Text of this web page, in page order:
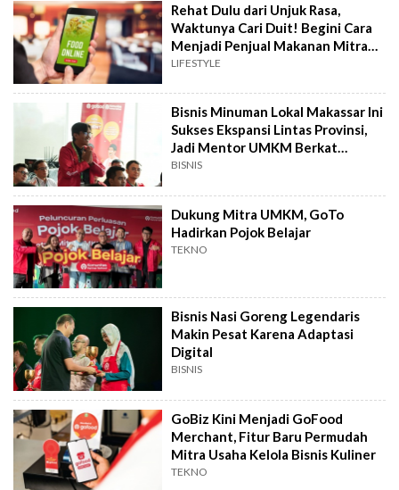
Rehat Dulu dari Unjuk Rasa,
Waktunya Cari Duit! Begini Cara
Menjadi Penjual Makanan Mitra
GoFood
LIFESTYLE
Bisnis Minuman Lokal Makassar Ini
Sukses Ekspansi Lintas Provinsi,
Jadi Mentor UMKM Berkat
GoFood
BISNIS
Dukung Mitra UMKM, GoTo
Hadirkan Pojok Belajar
TEKNO
Bisnis Nasi Goreng Legendaris
Makin Pesat Karena Adaptasi
Digital
BISNIS
GoBiz Kini Menjadi GoFood
Merchant, Fitur Baru Permudah
Mitra Usaha Kelola Bisnis Kuliner
TEKNO